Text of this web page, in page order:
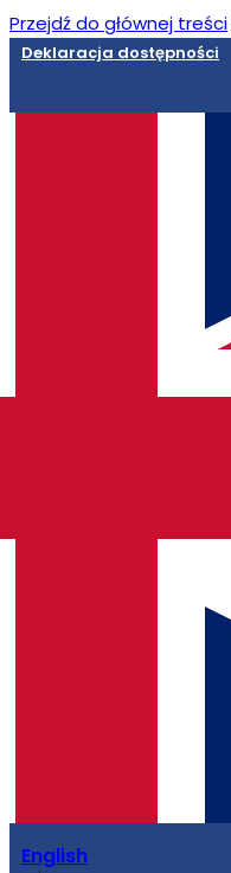
Przejdź do głównej treści
Deklaracja dostępności
English